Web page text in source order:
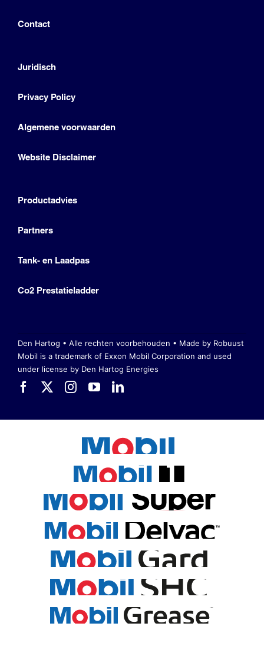
Contact
Juridisch
Privacy Policy
Algemene voorwaarden
Website Disclaimer
Productadvies
Partners
Tank- en Laadpas
Co2 Prestatieladder
Den Hartog • Alle rechten voorbehouden • Made by Robuust
Mobil is a trademark of Exxon Mobil Corporation and used
under license by Den Hartog Energies